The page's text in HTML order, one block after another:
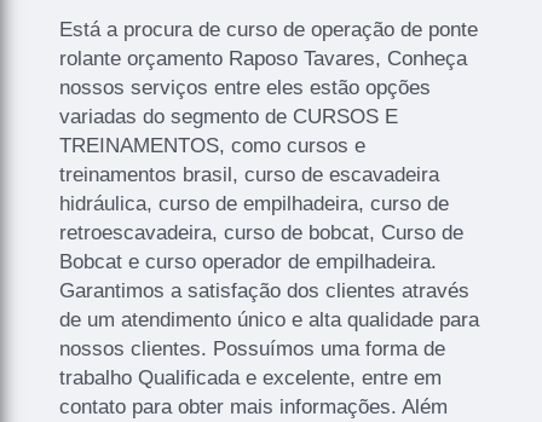
Está a procura de curso de operação de ponte
rolante orçamento Raposo Tavares, Conheça
nossos serviços entre eles estão opções
variadas do segmento de CURSOS E
TREINAMENTOS, como cursos e
treinamentos brasil, curso de escavadeira
hidráulica, curso de empilhadeira, curso de
retroescavadeira, curso de bobcat, Curso de
Bobcat e curso operador de empilhadeira.
Garantimos a satisfação dos clientes através
de um atendimento único e alta qualidade para
nossos clientes. Possuímos uma forma de
trabalho Qualificada e excelente, entre em
contato para obter mais informações. Além